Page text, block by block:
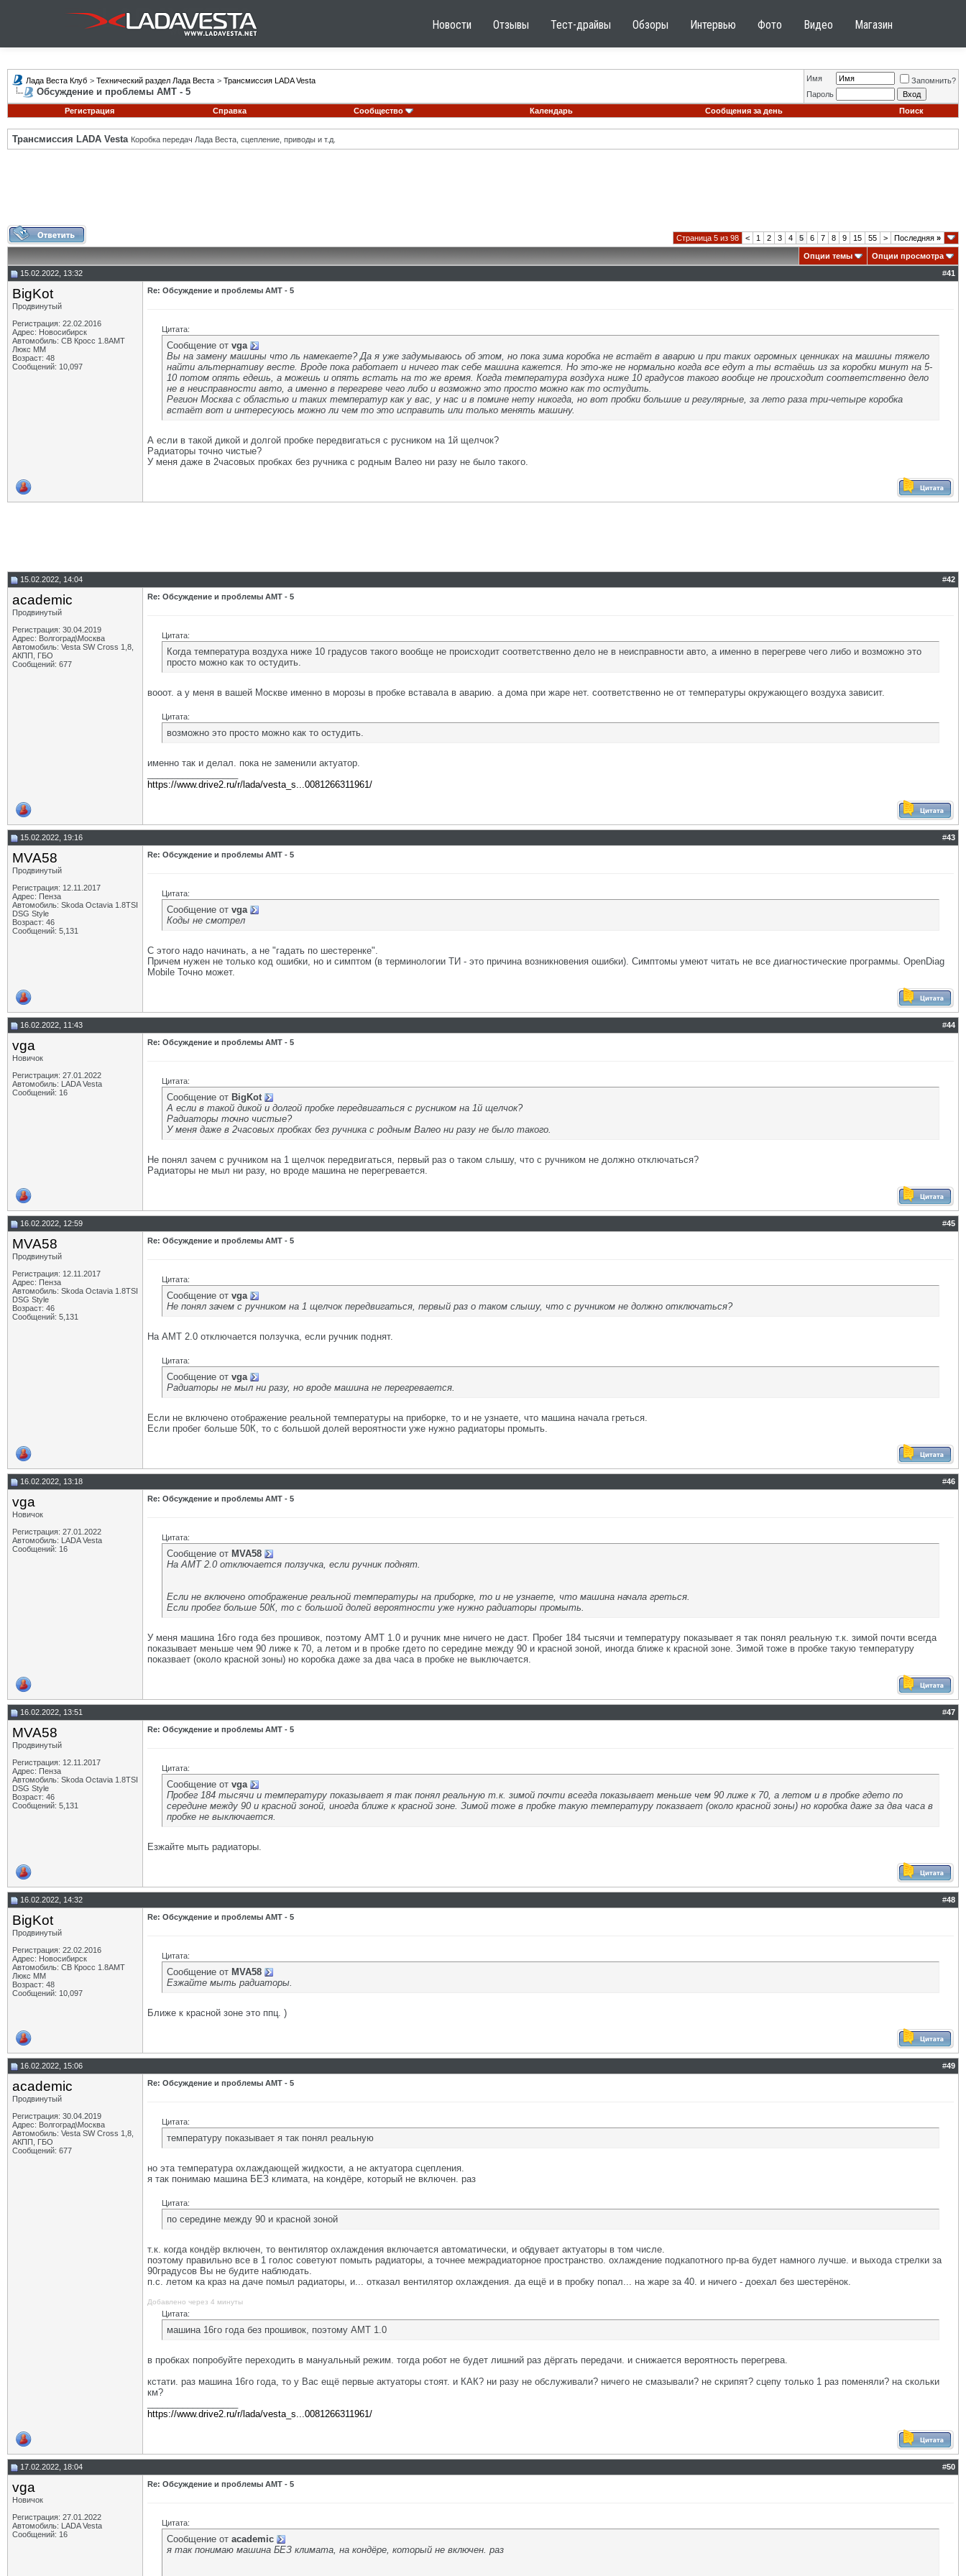
Новости Отзывы Тест-драйвы Обзоры Интервью Фото Видео Магазин
Лада Веста Клуб > Технический раздел Лада Веста > Трансмиссия LADA Vesta
Обсуждение и проблемы АМТ - 5
Имя
Запомнить?
Пароль
Регистрация
Справка Сообщество Календарь Сообщения за день Поиск
Трансмиссия LADA Vesta Коробка передач Лада Веста, сцепление, приводы и т.д.
Страница 5 из 98 < 1 2 3 4 5 6 7 8 9 15 55 > Последняя »
Опции темы
Опции просмотра
15.02.2022, 13:32
#41
BigKot
Продвинутый
Регистрация: 22.02.2016
Адрес: Новосибирск
Автомобиль: СВ Кросс 1.8АМТ
Люкс ММ
Возраст: 48
Сообщений: 10,097
Re: Обсуждение и проблемы АМТ - 5
Цитата:
Сообщение от vga
Вы на замену машины что ль намекаете? Да я уже задумываюсь об этом, но пока зима коробка не встаёт в аварию и при таких огромных ценниках на машины тяжело
найти альтернативу весте. Вроде пока работает и ничего так себе машина кажется. Но это-же не нормально когда все едут а ты встаёшь из за коробки минут на 5-
10 потом опять едешь, а можешь и опять встать на то же время. Когда температура воздуха ниже 10 градусов такого вообще не происходит соответственно дело
не в неисправности авто, а именно в перегреве чего либо и возможно это просто можно как то остудить.
Регион Москва с областью и таких температур как у вас, у нас и в помине нету никогда, но вот пробки большие и регулярные, за лето раза три-четыре коробка
встаёт вот и интересуюсь можно ли чем то это исправить или только менять машину.
А если в такой дикой и долгой пробке передвигаться с русником на 1й щелчок?
Радиаторы точно чистые?
У меня даже в 2часовых пробках без ручника с родным Валео ни разу не было такого.
15.02.2022, 14:04 #42
academic
Продвинутый
Регистрация: 30.04.2019
Адрес: Волгоград\Москва
Автомобиль: Vesta SW Cross 1,8,
АКПП, ГБО
Сообщений: 677
Re: Обсуждение и проблемы АМТ - 5
Цитата:
Когда температура воздуха ниже 10 градусов такого вообще не происходит соответственно дело не в неисправности авто, а именно в перегреве чего либо и возможно это
просто можно как то остудить.
вооот. а у меня в вашей Москве именно в морозы в пробке вставала в аварию. а дома при жаре нет. соответственно не от температуры окружающего воздуха зависит.
Цитата:
возможно это просто можно как то остудить.
именно так и делал. пока не заменили актуатор.
https://www.drive2.ru/r/lada/vesta_s...0081266311961/
15.02.2022, 19:16 #43
MVA58
Продвинутый
Регистрация: 12.11.2017
Адрес: Пенза
Автомобиль: Skoda Octavia 1.8TSI
DSG Style
Возраст: 46
Сообщений: 5,131
Re: Обсуждение и проблемы АМТ - 5
Цитата:
Сообщение от vga
Коды не смотрел
С этого надо начинать, а не "гадать по шестеренке".
Причем нужен не только код ошибки, но и симптом (в терминологии ТИ - это причина возникновения ошибки). Симптомы умеют читать не все диагностические программы. OpenDiag
Mobile Точно может.
16.02.2022, 11:43 #44
vga
Новичок
Регистрация: 27.01.2022
Автомобиль: LADA Vesta
Сообщений: 16
Re: Обсуждение и проблемы АМТ - 5
Цитата:
Сообщение от BigKot
А если в такой дикой и долгой пробке передвигаться с русником на 1й щелчок?
Радиаторы точно чистые?
У меня даже в 2часовых пробках без ручника с родным Валео ни разу не было такого.
Не понял зачем с ручником на 1 щелчок передвигаться, первый раз о таком слышу, что с ручником не должно отключаться?
Радиаторы не мыл ни разу, но вроде машина не перегревается.
16.02.2022, 12:59 #45
MVA58
Продвинутый
Регистрация: 12.11.2017
Адрес: Пенза
Автомобиль: Skoda Octavia 1.8TSI
DSG Style
Возраст: 46
Сообщений: 5,131
Re: Обсуждение и проблемы АМТ - 5
Цитата:
Сообщение от vga
Не понял зачем с ручником на 1 щелчок передвигаться, первый раз о таком слышу, что с ручником не должно отключаться?
На АМТ 2.0 отключается ползучка, если ручник поднят.
Цитата:
Сообщение от vga
Радиаторы не мыл ни разу, но вроде машина не перегревается.
Если не включено отображение реальной температуры на приборке, то и не узнаете, что машина начала греться.
Если пробег больше 50К, то с большой долей вероятности уже нужно радиаторы промыть.
16.02.2022, 13:18 #46
vga
Новичок
Регистрация: 27.01.2022
Автомобиль: LADA Vesta
Сообщений: 16
Re: Обсуждение и проблемы АМТ - 5
Цитата:
Сообщение от MVA58
На АМТ 2.0 отключается ползучка, если ручник поднят.
Если не включено отображение реальной температуры на приборке, то и не узнаете, что машина начала греться.
Если пробег больше 50К, то с большой долей вероятности уже нужно радиаторы промыть.
У меня машина 16го года без прошивок, поэтому АМТ 1.0 и ручник мне ничего не даст. Пробег 184 тысячи и температуру показывает я так понял реальную т.к. зимой почти всегда
показывает меньше чем 90 лиже к 70, а летом и в пробке гдето по середине между 90 и красной зоной, иногда ближе к красной зоне. Зимой тоже в пробке такую температуру
показвает (около красной зоны) но коробка даже за два часа в пробке не выключается.
16.02.2022, 13:51 #47
MVA58
Продвинутый
Регистрация: 12.11.2017
Адрес: Пенза
Автомобиль: Skoda Octavia 1.8TSI
DSG Style
Возраст: 46
Сообщений: 5,131
Re: Обсуждение и проблемы АМТ - 5
Цитата:
Сообщение от vga
Пробег 184 тысячи и температуру показывает я так понял реальную т.к. зимой почти всегда показывает меньше чем 90 лиже к 70, а летом и в пробке гдето по
середине между 90 и красной зоной, иногда ближе к красной зоне. Зимой тоже в пробке такую температуру показвает (около красной зоны) но коробка даже за два часа в
пробке не выключается.
Езжайте мыть радиаторы.
16.02.2022, 14:32 #48
BigKot
Продвинутый
Регистрация: 22.02.2016
Адрес: Новосибирск
Автомобиль: СВ Кросс 1.8АМТ
Люкс ММ
Возраст: 48
Сообщений: 10,097
Re: Обсуждение и проблемы АМТ - 5
Цитата:
Сообщение от MVA58
Езжайте мыть радиаторы.
Ближе к красной зоне это ппц. )
16.02.2022, 15:06 #49
academic
Продвинутый
Регистрация: 30.04.2019
Адрес: Волгоград\Москва
Автомобиль: Vesta SW Cross 1,8,
АКПП, ГБО
Сообщений: 677
Re: Обсуждение и проблемы АМТ - 5
Цитата:
температуру показывает я так понял реальную
но эта температура охлаждающей жидкости, а не актуатора сцепления.
я так понимаю машина БЕЗ климата, на кондёре, который не включен. раз
Цитата:
по середине между 90 и красной зоной
т.к. когда кондёр включен, то вентилятор охлаждения включается автоматически, и обдувает актуаторы в том числе.
поэтому правильно все в 1 голос советуют помыть радиаторы, а точнее межрадиаторное пространство. охлаждение подкапотного пр-ва будет намного лучше. и выхода стрелки за
90градусов Вы не будите наблюдать.
п.с. летом ка краз на даче помыл радиаторы, и... отказал вентилятор охлаждения. да ещё и в пробку попал... на жаре за 40. и ничего - доехал без шестерёнок.
Добавлено через 4 минуты
Цитата:
машина 16го года без прошивок, поэтому АМТ 1.0
в пробках попробуйте переходить в мануальный режим. тогда робот не будет лишний раз дёргать передачи. и снижается вероятность перегрева.
кстати. раз машина 16го года, то у Вас ещё первые актуаторы стоят. и КАК? ни разу не обслуживали? ничего не смазывали? не скрипят? сцепу только 1 раз поменяли? на скольки
км?
https://www.drive2.ru/r/lada/vesta_s...0081266311961/
17.02.2022, 18:04 #50
vga
Новичок
Регистрация: 27.01.2022
Автомобиль: LADA Vesta
Сообщений: 16
Re: Обсуждение и проблемы АМТ - 5
Цитата:
Сообщение от academic
я так понимаю машина БЕЗ климата, на кондёре, который не включен. раз